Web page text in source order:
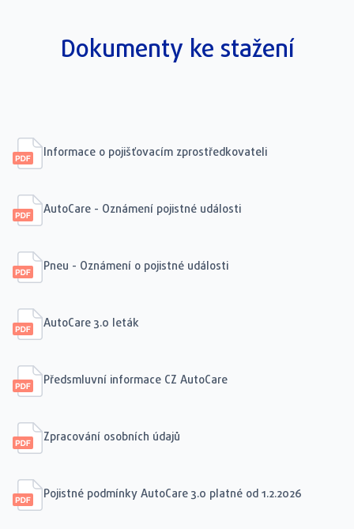
Dokumenty ke stažení
Informace o pojišťovacím zprostředkovateli
AutoCare - Oznámení pojistné události
Pneu - Oznámení o pojistné události
AutoCare 3.0 leták
Předsmluvní informace CZ AutoCare
Zpracování osobních údajů
Pojistné podmínky AutoCare 3.0 platné od 1.2.2026